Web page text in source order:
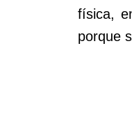
física,
porque